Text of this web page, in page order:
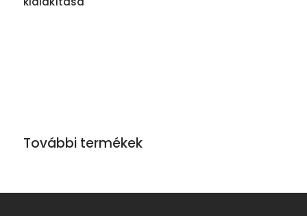
További termékek